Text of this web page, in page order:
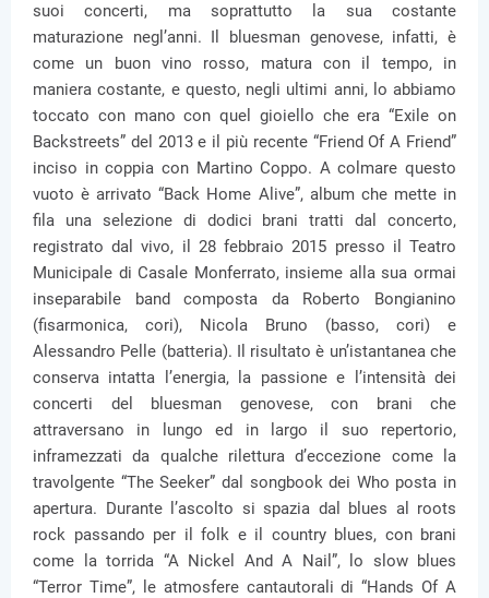
suoi concerti, ma soprattutto la sua costante
maturazione negl’anni. Il bluesman genovese, infatti, è
come un buon vino rosso, matura con il tempo, in
maniera costante, e questo, negli ultimi anni, lo abbiamo
toccato con mano con quel gioiello che era “Exile on
Backstreets” del 2013 e il più recente “Friend Of A Friend”
inciso in coppia con Martino Coppo. A colmare questo
vuoto è arrivato “Back Home Alive”, album che mette in
fila una selezione di dodici brani tratti dal concerto,
registrato dal vivo, il 28 febbraio 2015 presso il Teatro
Municipale di Casale Monferrato, insieme alla sua ormai
inseparabile band composta da Roberto Bongianino
(fisarmonica, cori), Nicola Bruno (basso, cori) e
Alessandro Pelle (batteria). Il risultato è un’istantanea che
conserva intatta l’energia, la passione e l’intensità dei
concerti del bluesman genovese, con brani che
attraversano in lungo ed in largo il suo repertorio,
inframezzati da qualche rilettura d’eccezione come la
travolgente “The Seeker” dal songbook dei Who posta in
apertura. Durante l’ascolto si spazia dal blues al roots
rock passando per il folk e il country blues, con brani
come la torrida “A Nickel And A Nail”, lo slow blues
“Terror Time”, le atmosfere cantautorali di “Hands Of A